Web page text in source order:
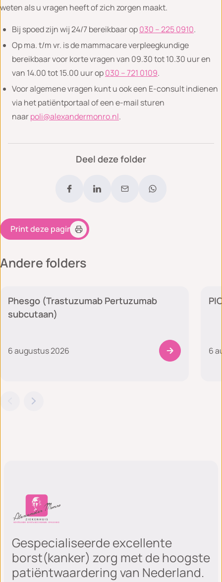
weten als u vragen heeft of zich zorgen maakt.
Bij spoed zijn wij 24/7 bereikbaar op030 – 225 0910.
Op ma. t/m vr. is de mammacare verpleegkundige
bereikbaar voor korte vragen van 09.30 tot 10.30 uur en
van 14.00 tot 15.00 uur op030 – 721 0109.
Voor algemene vragen kunt u ook een E-consult indienen
via het patiëntportaal of een e-mail sturen
naarpoli@alexandermonro.nl.
Deel deze folder
Print deze pagina
Andere folders
Phesgo (Trastuzumab Pertuzumab
subcutaan)
6 augustus 2026 6
Gespecialiseerde excellente
borst(kanker) zorg met de hoogste
patiëntwaardering van Nederland.